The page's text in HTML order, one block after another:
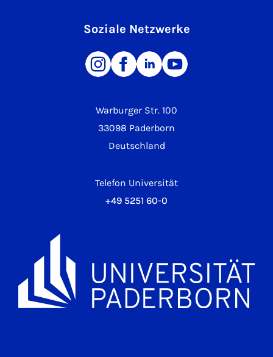
Warburger Str. 100
33098 Paderborn
Deutschland
Telefon Universität
+49 5251 60-0
Soziale Netzwerke